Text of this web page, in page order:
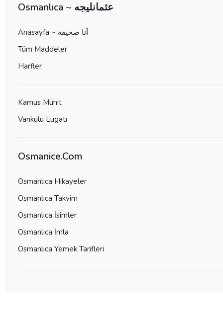
Osmanlıca ~ عثمانليجه
Anasayfa ~ آنا صحيفه
Tüm Maddeler
Harfler
Kamus Muhit
Vankulu Lugatı
Osmanice.Com
Osmanlıca Hikayeler
Osmanlıca Takvim
Osmanlıca İsimler
Osmanlıca İmla
Osmanlıca Yemek Tarifleri